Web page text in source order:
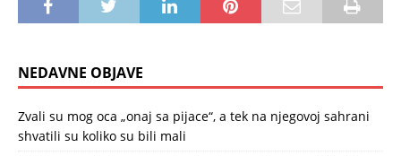
NEDAVNE OBJAVE
Zvali su mog oca „onaj sa pijace“, a tek na njegovoj sahrani
shvatili su koliko su bili mali